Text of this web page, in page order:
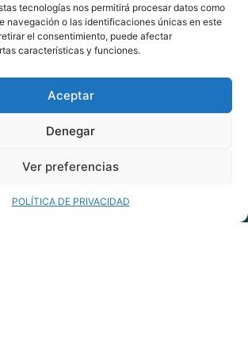
tecnologías nos permitirá procesar datos como
navegación o las identificaciones únicas en este
el consentimiento, puede afectar
características y funciones.
Aceptar
Denegar
Ver preferencias
POLÍTICA DE PRIVACIDAD